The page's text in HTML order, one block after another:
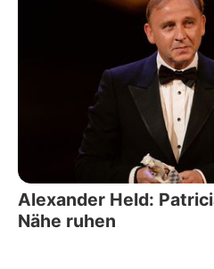
Alexander Held:
Nähe ruhen